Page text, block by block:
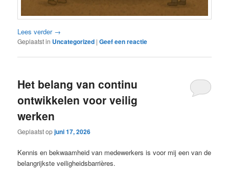
Lees verder →
Geplaatst in Uncategorized |Geef een reactie
Het belang van continu
ontwikkelen voor veilig
werken
Geplaatst opjuni 17, 2026
Kennis en bekwaamheid van medewerkers is voor mij een van de
belangrijkste veiligheidsbarrières.